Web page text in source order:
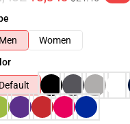
Men
Women
Default